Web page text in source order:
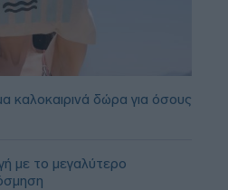
καλοκαιρινά δώρα για όσους
με το μεγαλύτερο